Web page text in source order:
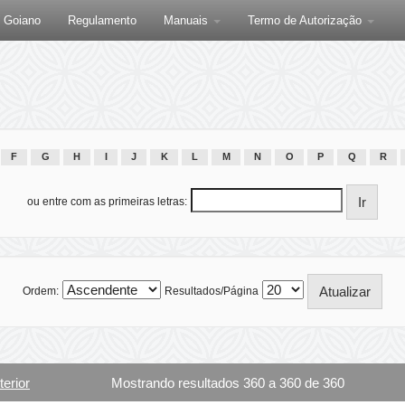
Goiano Regulamento Manuais Termo de Autorização
F G H J K L M N O P Q R
ou entre com as primeiras letras:
Ordem: Resultados/Página
Mostrando resultados 360 a 360 de 360